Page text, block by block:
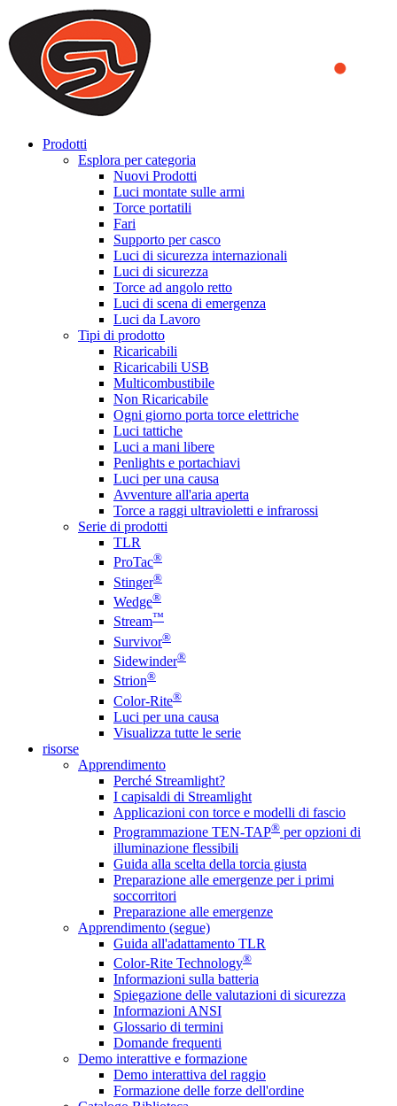
We use cookies to ensure that we provide you the best experience
on our website. By continuing to browse this website, you accept
that cookies are used to help us analyze how the website is used and
to offer you a better experience. To learn more or to find out how
you can disable cookies, you can access our
Prodotti
Esplora per categoria
Nuovi Prodotti
Luci montate sulle armi
Torce portatili
Fari
Supporto per casco
Luci di sicurezza internazionali
Luci di sicurezza
Torce ad angolo retto
Luci di scena di emergenza
Luci da Lavoro
Tipi di prodotto
Ricaricabili
Ricaricabili USB
Multicombustibile
Non Ricaricabile
Ogni giorno porta torce elettriche
Luci tattiche
Luci a mani libere
Penlights e portachiavi
Luci per una causa
Avventure all'aria aperta
Torce a raggi ultravioletti e infrarossi
Serie di prodotti
TLR
ProTac®
Stinger®
Wedge®
Stream™
Survivor®
Sidewinder®
Strion®
Color-Rite®
Luci per una causa
Visualizza tutte le serie
risorse
Apprendimento
Perché Streamlight?
I capisaldi di Streamlight
Applicazioni con torce e modelli di fascio
Programmazione TEN-TAP® per opzioni di
illuminazione flessibili
Guida alla scelta della torcia giusta
Preparazione alle emergenze per i primi
soccorritori
Preparazione alle emergenze
Apprendimento (segue)
Guida all'adattamento TLR
Color-Rite Technology®
Informazioni sulla batteria
Spiegazione delle valutazioni di sicurezza
Informazioni ANSI
Glossario di termini
Domande frequenti
Demo interattive e formazione
Demo interattiva del raggio
Formazione delle forze dell'ordine